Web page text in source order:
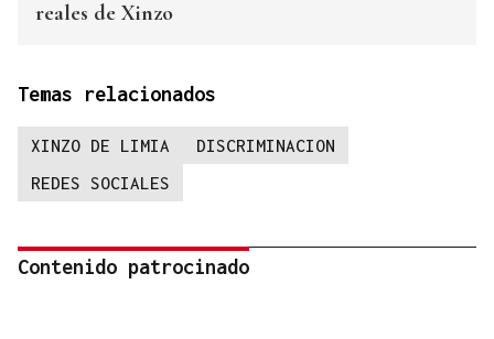
reales de Xinzo
Temas relacionados
XINZO DE LIMIA
DISCRIMINACION
REDES SOCIALES
Contenido patrocinado